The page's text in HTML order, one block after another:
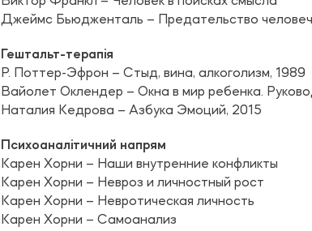
Джеймс Бьюдженталь – Предательство
Гештальт-терапія
Р. Поттер-Эфрон – Стыд, вина, алкоголизм, 1989
Вайолет Оклендер – Окна в мир ребенка.
Наталия Кедрова – Азбука Эмоций, 2015
Психоаналітичний напрям
Карен Хорни – Наши внутренние конфликты
Карен Хорни – Невроз и личностный рост
Карен Хорни – Невротическая личность
Карен Хорни – Самоанализ